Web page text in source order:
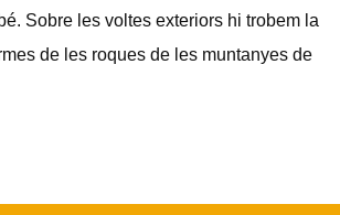
Sobre les voltes exteriors hi trobem la
de les roques de les muntanyes de